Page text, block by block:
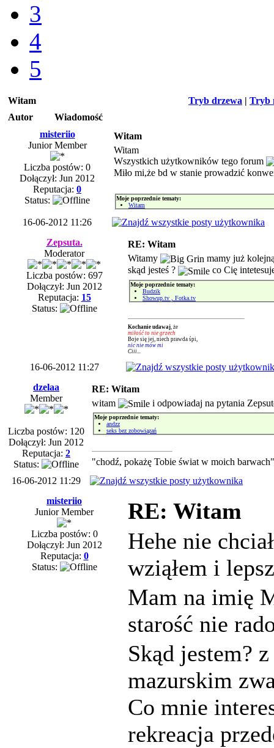
3
4
5
Tryb drzewa | Tryb
Witam
Autor
Wiadomość
misteriio
Junior Member
Liczba postów: 0
Dołączył: Jun 2012
Reputacja: 0
Status:
Witam
Witam
Wszystkich użytkowników tego forum
Miło mi,że bd w stanie prowadzić
Moje poprzednie tematy:
Witam
16-06-2012 11:26
Zepsuta.
Moderator
Liczba postów: 697
Dołączył: Jun 2012
Reputacja: 15
Status:
RE: Witam
Witamy
mamy już
skąd jesteś ?
co Cię
Moje poprzednie tematy:
Budzik
Showup.tv , Fotka.tv
Kochanie udawaj , że
miłość to nie grzech
Boje się jej, niech prawda śpi,
nic nie mów mi
Ciii...
16-06-2012 11:27
dzelaa
Member
Liczba postów: 120
Dołączył: Jun 2012
Reputacja: 2
Status:
RE: Witam
witam
i odpowiadaj na pytania
Moje poprzednie tematy:
andzz
seks bez zobowiązań
"chodź, pokażę Tobie świat w moich barwach"
16-06-2012 11:29
misteriio
Junior Member
Liczba postów: 0
Dołączył: Jun 2012
Reputacja: 0
Status:
RE: Witam
Hehe nie
wziąłem i
Mam na imię
starość nie
Skąd jestem?
mazurskim
Co mnie
rekreacja